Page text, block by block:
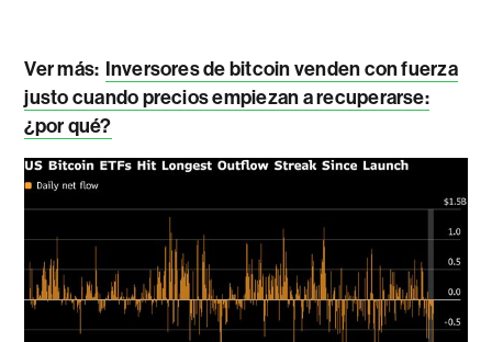
Ver más: Inversores de bitcoin venden con fuerza
justo cuando precios empiezan a recuperarse:
¿por qué?